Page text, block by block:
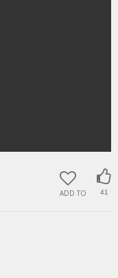
ADD TO 41